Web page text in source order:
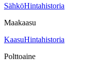
SähköHintahistoria
Maakaasu
KaasuHintahistoria
Polttoaine